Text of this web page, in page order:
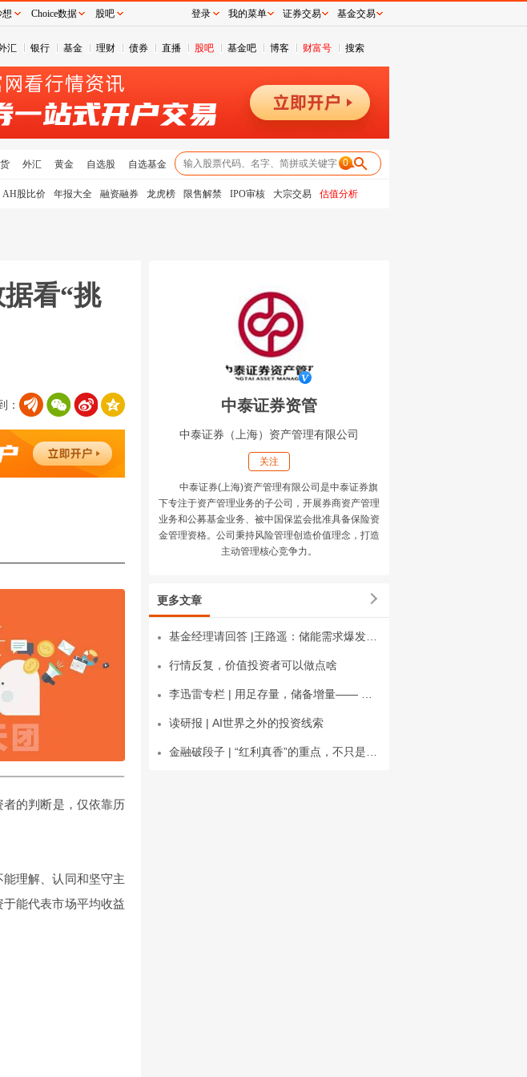
汇 银行 基金 理财 债券 直播 股吧 基金吧 博客 财富号 搜索
外汇 黄金 自选股 自选基金 0
AH股比价 年报大全 融资融券 龙虎榜 限售解禁 IPO审核 大宗交易 估值分析
看“挑
：
的判断是，仅依靠历
理解、认同和坚守主
能代表市场平均收益
中泰证券资管
中泰证券（上海）资产管理有限公司
关注
中泰证券(上海)资产管理有限公司是中泰证券旗
下专注于资产管理业务的子公司，开展券商资产管理
业务和公募基金业务、被中国保监会批准具备保险资
金管理资格。公司秉持风险管理创造价值理念，打造
主动管理核心竞争力。
更多文章
行情反复，价值投资者可以做点啥
读研报 | AI世界之外的投资线索
想 Choice数据 股吧 登录 我的菜单 证券交易 基金交易